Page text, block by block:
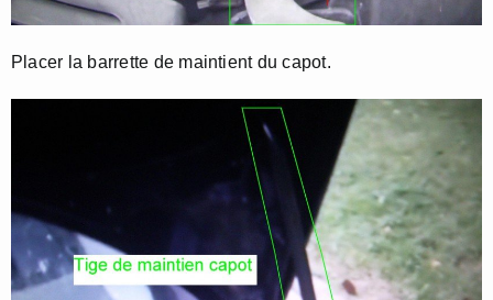
Placer la barrette de maintient du capot.